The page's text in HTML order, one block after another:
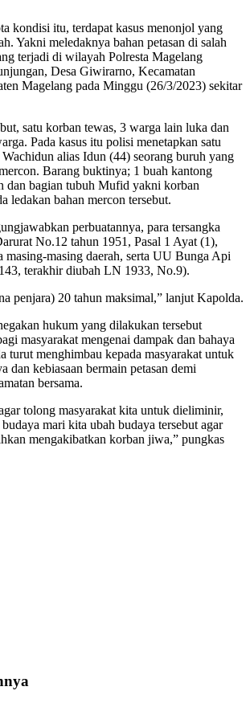
kondisi itu, terdapat kasus menonjol yang
Yakni meledaknya bahan petasan di salah
terjadi di wilayah Polresta Magelang
Desa Giwirarno, Kecamatan
Magelang pada Minggu (26/3/2023) sekitar
satu korban tewas, 3 warga lain luka dan
Pada kasus itu polisi menetapkan satu
alias Idun (44) seorang buruh yang
Barang buktinya; 1 buah kantong
dan bagian tubuh Mufid yakni korban
ledakan bahan mercon tersebut.
perbuatannya, para tersangka
No.12 tahun 1951, Pasal 1 Ayat (1),
masing-masing daerah, serta UU Bunga Api
terakhir diubah LN 1933, No.9).
penjara) 20 tahun maksimal,” lanjut Kapolda.
hukum yang dilakukan tersebut
masyarakat mengenai dampak dan bahaya
turut menghimbau kepada masyarakat untuk
dan kebiasaan bermain petasan demi
bersama.
tolong masyarakat kita untuk dieliminir,
mari kita ubah budaya tersebut agar
mengakibatkan korban jiwa,” pungkas